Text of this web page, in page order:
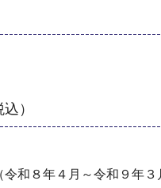
）
和８年４月～令和９年３